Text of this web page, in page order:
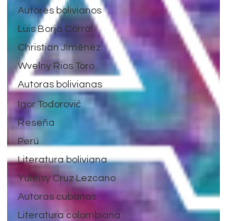
Autores bolivianos
Luis Borja Corral
Christian Jiménez
Wvelny Rios Toro
Autoras bolivianas
Igor Todorović
Reseña
Perú
Literatura boliviana
Yuleisy Cruz Lezcano
Autoras cubanas
Literatura colombiana